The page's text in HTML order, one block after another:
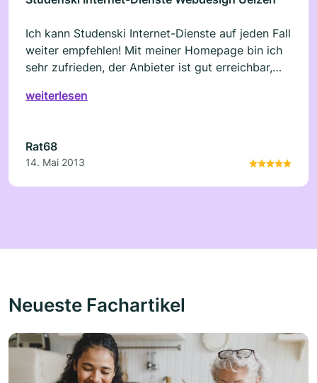
Ich kann Studenski Internet-Dienste auf jeden Fall
weiter empfehlen! Mit meiner Homepage bin ich
sehr zufrieden, der Anbieter ist gut erreichbar,
kompetent beantwortet.
weiterlesen
Rat68
14. Mai 2013
Neueste Fachartikel